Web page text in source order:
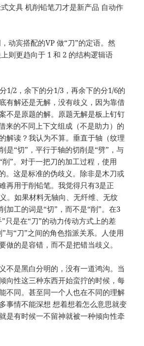
文具 机削铅笔刀才是新产品 自动作
动宾搭配的VP 做“刀”的定语。然
则更趋向于 1 和 2 的结构逻辑语
1/2，余下的分1/3，再余下的分1/6的
有解还是无解，没有歧义，因为靠借
不是原题的解。原题无解是板上钉钉
来的不同上下文组成（不是助力）的
解读？我认为不算。垂直于轴（纹理
是“切”，平行于轴的切削是“劈”，与
”。对于一把刀的加工过程，使用
。这是标准的伪歧义。除非是木刀或
再用于削铅笔。我觉得只有3是正
。如果材料无轴向、无纤维、无纹
加工的词是“切”，而不是“削”。在3
只是在“刀”的动力传动方式上的差
与“刀”之间的角色指派关系。人使用
做的是容错，而不是把错当歧义。
不是黑白分明的，没有一道鸿沟。当
向性这三种东西开始蛮拧的时候，每
不同。甚至同一个人也在不同的理解
事情不能深想 想着想着怎么意思就变
是有时候一不留神就被一种倾向性牵